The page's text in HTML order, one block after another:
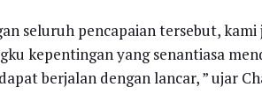
seluruh pencapaian tersebut,
kepentingan yang senantiasa
berjalan dengan lancar, ” ujar